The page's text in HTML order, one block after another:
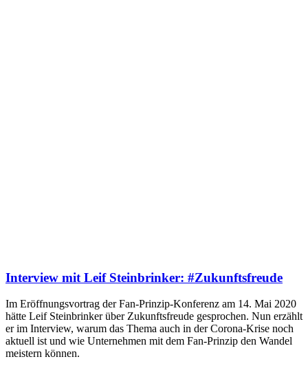
Interview mit Leif Steinbrinker: #Zukunftsfreude
Im Eröffnungsvortrag der Fan-Prinzip-Konferenz am 14. Mai 2020
hätte Leif Steinbrinker über Zukunftsfreude gesprochen. Nun erzählt
er im Interview, warum das Thema auch in der Corona-Krise noch
aktuell ist und wie Unternehmen mit dem Fan-Prinzip den Wandel
meistern können.